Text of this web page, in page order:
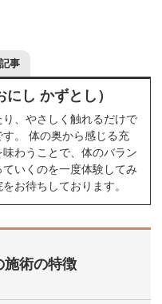
事
し かずとし）
、やさしく触れるだけで
。 体の奥から感じる充
わうことで、体のバラン
いくのを一度体験してみ
お待ちしております。
施術の特徴